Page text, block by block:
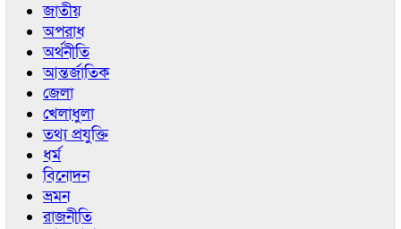
জাতীয়
অপরাধ
অর্থনীতি
আন্তর্জাতিক
জেলা
খেলাধুলা
তথ্য প্রযুক্তি
ধর্ম
বিনোদন
ভ্রমন
রাজনীতি